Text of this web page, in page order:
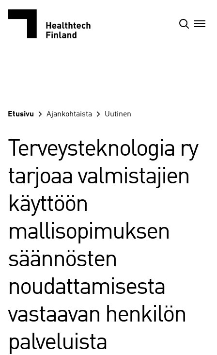
Etusivu Ajankohtaista Uutinen
Terveysteknologia ry
tarjoaa valmistajien
käyttöön
mallisopimuksen
säännösten
noudattamisesta
vastaavan henkilön
palveluista